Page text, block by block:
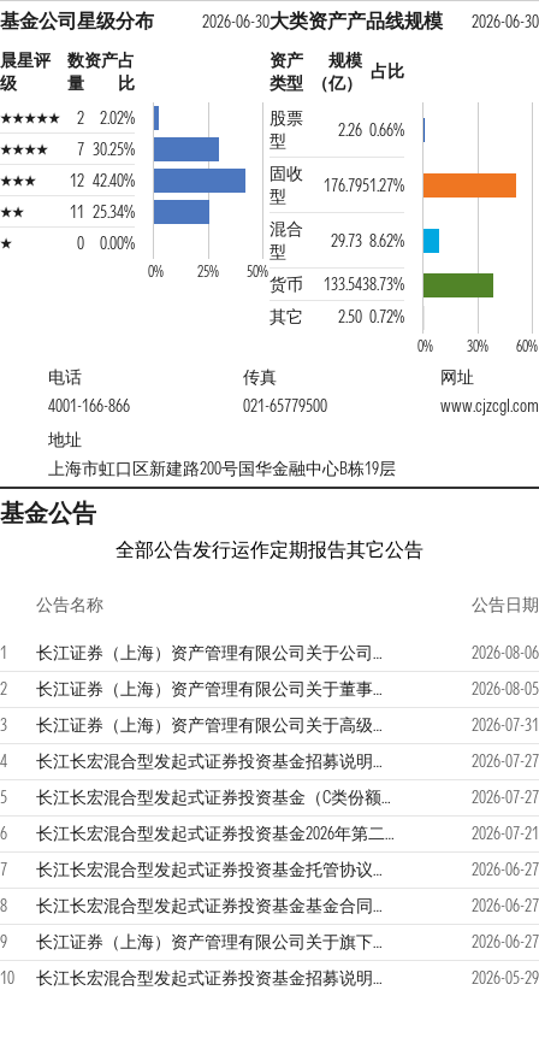
基金公司星级分布
2026-06-30
晨星评
级
数
量
资产占
比
2
2.02%
7 30.25%
12 42.40%
11 25.34%
0
0.00%
0% 25% 50%
大类资产产品线规模
2026-06-30
资产
类型
规模
（亿）
占比
股票
型
2.26 0.66%
固收
型
176.7951.27%
混合
型
29.73 8.62%
货币
133.5438.73%
其它
2.50 0.72%
0% 30% 60%
电话
4001-166-866
传真
021-65779500
网址
www.cjzcgl.com
地址
上海市虹口区新建路200号国华金融中心B栋19层
基金公告
全部公告发行运作定期报告其它公告
公告名称 公告日期
1 长江证券（上海）资产管理有限公司关于公司法定代表人变更的公告
2026-08-06
2
长江证券（上海）资产管理有限公司关于董事长变更的公告
2026-08-05
3
长江证券（上海）资产管理有限公司关于高级管理人员变更的公告
2026-07-31
4
长江长宏混合型发起式证券投资基金招募说明书（更新）（2026年07月27日更新）
2026-07-27
5
长江长宏混合型发起式证券投资基金（C类份额）基金产品资料概要更新
2026-07-27
6
长江长宏混合型发起式证券投资基金2026年第二季度报告
2026-07-21
7
长江长宏混合型发起式证券投资基金托管协议更新
2026-06-27
8
长江长宏混合型发起式证券投资基金基金合同更新
2026-06-27
9
长江证券（上海）资产管理有限公司关于旗下部分基金调整业绩比较基准并修订基金合同等法律文件的公告
2026-06-27
10
长江长宏混合型发起式证券投资基金招募说明书（更新）（2026年05月29日更新） 2026-05-29